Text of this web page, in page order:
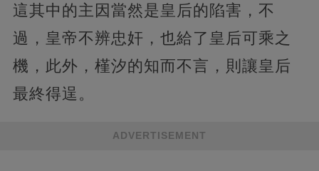
這其中的主因當然是皇后的陷害，不
過，皇帝不辨忠奸，也給了皇后可乘之
機，此外，槿汐的知而不言，則讓皇后
最終得逞。
ADVERTISEMENT